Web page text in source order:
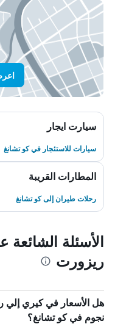
سيارت ايجار
سيارات للاستئجار في كو تشانغ
المطارات القريبة
رحلات طيران إلى كو تشانغ
الأسئلة
ريزورت
نجوم في كو تشانغ؟